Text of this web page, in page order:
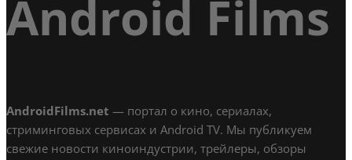
Android Films
AndroidFilms.net — портал о кино, сериалах,
стриминговых сервисах и Android TV. Мы публикуем
свежие новости киноиндустрии, трейлеры, обзоры